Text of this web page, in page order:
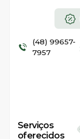
(48) 99657-
7957
Serviços
oferecidos